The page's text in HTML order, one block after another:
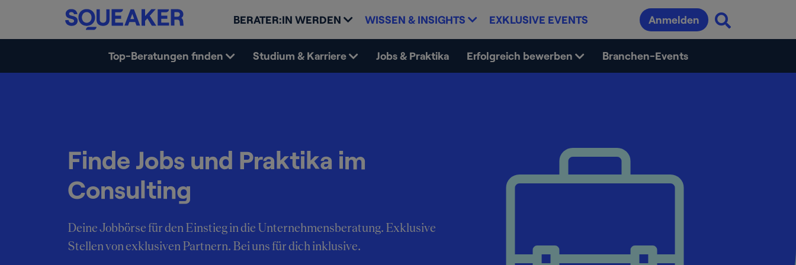
BERATER:IN WERDEN WISSEN & INSIGHTS EXKLUSIVE EVENTS Anmelden
Top-Beratungen finden Studium & Karriere Jobs & Praktika Erfolgreich bewerben Branchen-Events
Finde Jobs und Praktika im
Consulting
Deine Jobbörse für den Einstieg in die Unternehmensberatung. Exklusive
Stellen von exklusiven Partnern. Bei uns für dich inklusive.